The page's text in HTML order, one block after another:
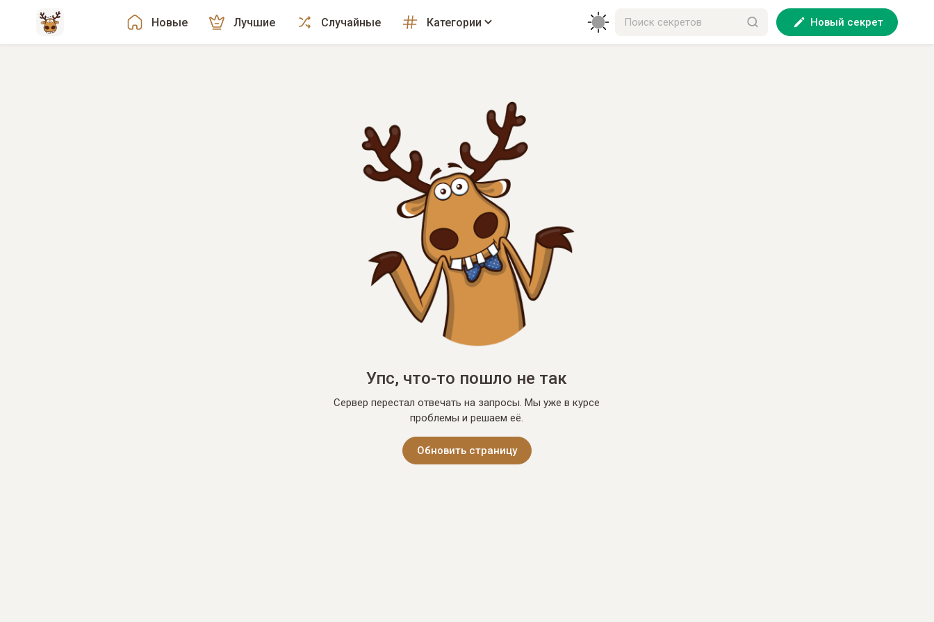
Новые Лучшие Случайные Категории Новый секрет
Упс, что-то пошло не так
Сервер перестал отвечать на запросы. Мы уже в курсе
проблемы и решаем её.
Обновить страницу